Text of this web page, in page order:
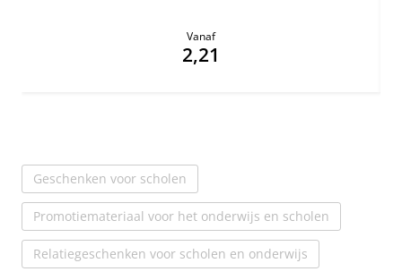
Vanaf
2,21
Geschenken voor scholen
Promotiemateriaal voor het onderwijs en scholen
Relatiegeschenken voor scholen en onderwijs